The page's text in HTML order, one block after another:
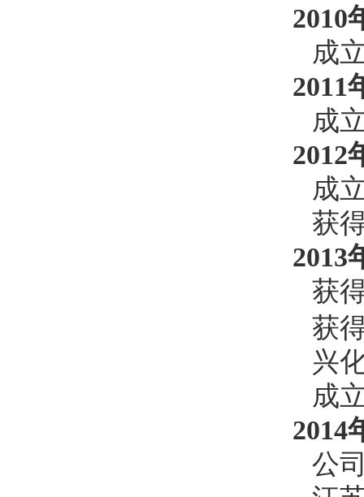
2010
成
2011
成
2012
成
获
2013
获
获
兴
成
2014
公